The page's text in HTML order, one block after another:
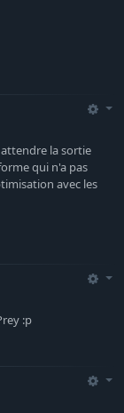
la sortie
qui n'a pas
avec les
:p